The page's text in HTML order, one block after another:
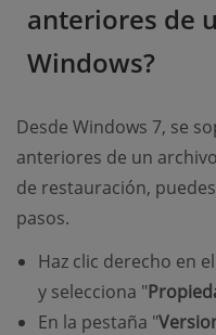
anteriores de
Windows?
Desde Windows 7, se
anteriores de un
de restauración,
pasos.
Haz clic derecho en
y selecciona "
En la pestaña "